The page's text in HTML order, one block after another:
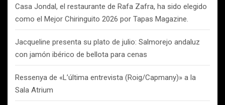
Casa Jondal, el restaurante de Rafa Zafra, ha sido elegido
como el Mejor Chiringuito 2026 por Tapas Magazine.
Jacqueline presenta su plato de julio: Salmorejo andaluz
con jamón ibérico de bellota para cenas
Ressenya de «L’última entrevista (Roig/Capmany)» a la
Sala Atrium